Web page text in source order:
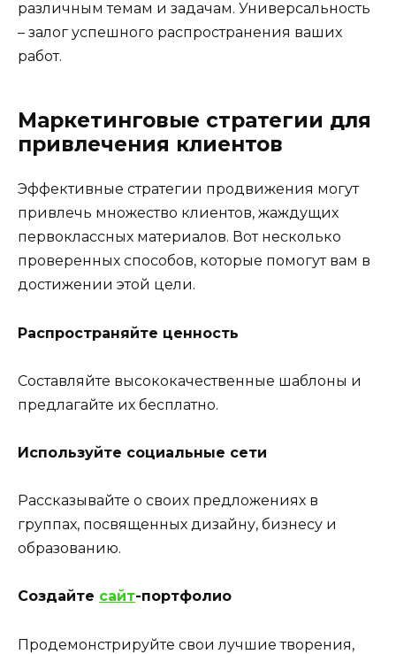
различным темам и задачам. Универсальность
– залог успешного распространения ваших
работ.
Маркетинговые стратегии для
привлечения клиентов
Эффективные стратегии продвижения могут
привлечь множество клиентов, жаждущих
первоклассных материалов. Вот несколько
проверенных способов, которые помогут вам в
достижении этой цели.
Распространяйте ценность
Составляйте высококачественные шаблоны и
предлагайте их бесплатно.
Используйте социальные сети
Рассказывайте о своих предложениях в
группах, посвященных дизайну, бизнесу и
образованию.
Создайте сайт-портфолио
Продемонстрируйте свои лучшие творения,